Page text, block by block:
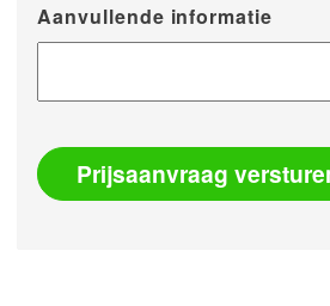
Aanvullende informatie
Prijsaanvraag